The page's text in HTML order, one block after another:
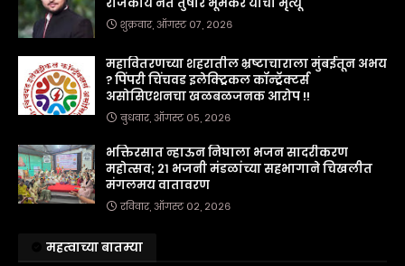
शुक्रवार, ऑगस्ट ०७, २०२६
महावितरणच्या शहरातील भ्रष्टाचाराला मुंबईतून अभय
? पिंपरी चिंचवड इलेक्ट्रिकल कॉन्ट्रॅक्टर्स
असोसिएशनचा खळबळजनक आरोप !!
बुधवार, ऑगस्ट ०५, २०२६
भक्तिरसात न्हाऊन निघाला भजन सादरीकरण
महोत्सव; २१ भजनी मंडळांच्या सहभागाने चिखलीत
मंगलमय वातावरण
रविवार, ऑगस्ट ०२, २०२६
महत्वाच्या बातम्या